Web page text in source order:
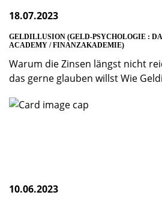
18.07.2023
GELDILLUSION (GELD-PSYCHOLOGIE :
ACADEMY / FINANZAKADEMIE)
Warum die Zinsen längst nicht
das gerne glauben willst Wie
10.06.2023